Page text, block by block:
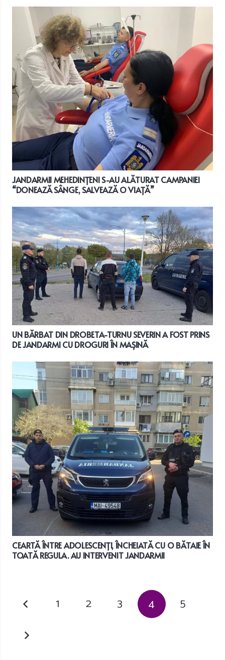
JANDARMII MEHEDINȚENI S-AU ALĂTURAT CAMPANIEI
“DONEAZĂ SÂNGE, SALVEAZĂ O VIAȚĂ”
UN BĂRBAT DIN DROBETA-TURNU SEVERIN A FOST PRINS
DE JANDARMI CU DROGURI ÎN MAȘINĂ
CEARTĂ ÎNTRE ADOLESCENȚI, ÎNCHEIATĂ CU O BĂTAIE ÎN
TOATĂ REGULA. AU INTERVENIT JANDARMII
1 2 3 4 5